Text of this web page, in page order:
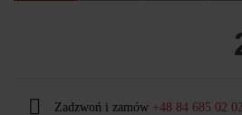
Zadzwoń i zamów +48 84 685 02 02